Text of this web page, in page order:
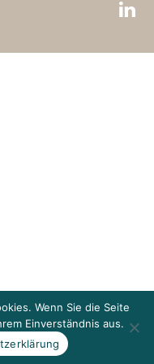
Wenn Sie die Seite
Einverständnis aus.